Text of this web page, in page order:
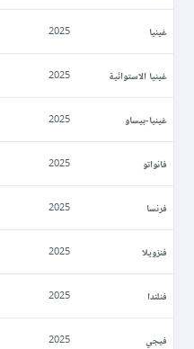
غينيا 2025
غينيا الاستوائية 2025
غينيا-بيساو 2025
فانواتو 2025
فرنسا 2025
فنزويلا 2025
فنلندا 2025
فيجي 2025